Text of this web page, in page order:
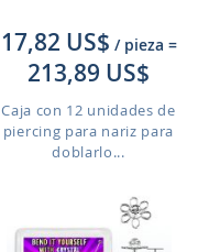
17,82 US$ / pieza =
213,89 US$
Caja con 12 unidades de
piercing para nariz para
doblarlo...